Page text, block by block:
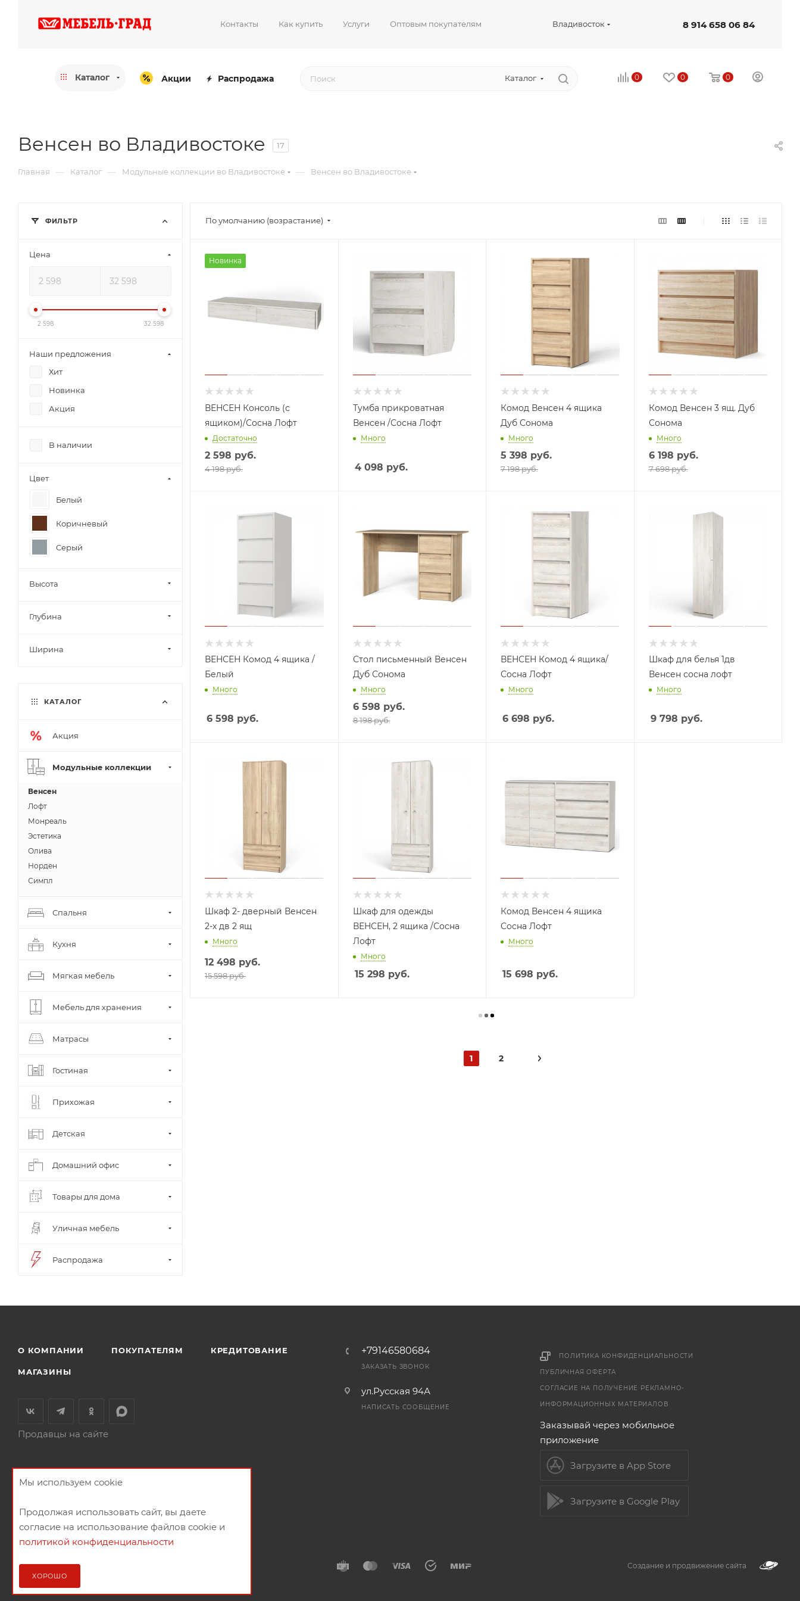
Контакты Как купить Услуги Оптовым покупателям Владивосток 8 914 658 06 84
Каталог Акции Распродажа Каталог 0 0 0
Венсен во Владивостоке 17
Главная — Каталог — Модульные коллекции во Владивостоке — Венсен во Владивостоке
По умолчанию (возрастание)
Новинка
ВЕНСЕН Консоль (с
ящиком)/Сосна Лофт
Достаточно
2 598 руб.
4 198 руб.
Тумба прикроватная
Венсен /Сосна Лофт
Много
4 098 руб.
Комод Венсен 4 ящика
Дуб Сонома
Много
5 398 руб.
7 198 руб.
Комод Венсен 3 ящ. Дуб
Сонома
Много
6 198 руб.
7 698 руб.
ВЕНСЕН Комод 4 ящика /
Белый
Много
6 598 руб.
Стол письменный Венсен
Дуб Сонома
Много
6 598 руб.
8 198 руб.
ВЕНСЕН Комод 4 ящика/
Сосна Лофт
Много
6 698 руб.
Шкаф для белья 1дв
Венсен сосна лофт
Много
9 798 руб.
Шкаф 2- дверный Венсен
2-х дв 2 ящ
Много
12 498 руб.
15 598 руб.
Шкаф для одежды
ВЕНСЕН, 2 ящика /Сосна
Лофт
Много
15 298 руб.
Комод Венсен 4 ящика
Сосна Лофт
Много
15 698 руб.
1 2
ФИЛЬТР
Цена
2 598 32 598
Наши предложения
Хит
Новинка
Акция
В наличии
Цвет
Белый
Коричневый
Серый
Высота
Глубина
Ширина
КАТАЛОГ
Акция
Модульные коллекции
Венсен
Лофт
Монреаль
Эстетика
Олива
Норден
Симпл
Спальня
Кухня
Мягкая мебель
Мебель для хранения
Матрасы
Гостиная
Прихожая
Детская
Домашний офис
Товары для дома
Уличная мебель
Распродажа
О КОМПАНИИ ПОКУПАТЕЛЯМ КРЕДИТОВАНИЕ
МАГАЗИНЫ
Продавцы на сайте
+79146580684
ЗАКАЗАТЬ ЗВОНОК
ул.Русская 94А
НАПИСАТЬ СООБЩЕНИЕ
ПОЛИТИКА КОНФИДЕНЦИАЛЬНОСТИ
ПУБЛИЧНАЯ ОФЕРТА
СОГЛАСИЕ НА ПОЛУЧЕНИЕ РЕКЛАМНО-
ИНФОРМАЦИОННЫХ МАТЕРИАЛОВ
Заказывай через мобильное
приложение
Загрузите в App Store
Загрузите в Google Play
Создание и продвижение сайта
Мы используем cookie
Продолжая использовать сайт, вы даете
согласие на использование файлов cookie и
политикой конфиденциальности
ХОРОШО